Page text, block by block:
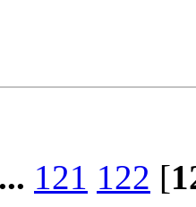
... 121 122 [